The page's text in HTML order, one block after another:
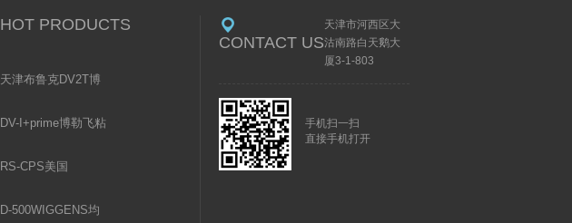
HOT PRODUCTS
天津布鲁克DV2T博
DV-I+prime博勒飞粘
RS-CPS美国
D-­500WIGGENS均
CONTACT US
天津市河西区大
沽南路白天鹅大
厦3-1-803
手机扫一扫
直接手机打开